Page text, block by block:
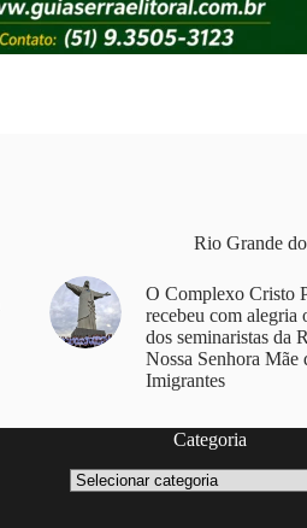
Rio Grande
O Complexo Cristo
recebeu com alegria
dos seminaristas da
Nossa Senhora Mãe
Imigrantes
Categoria
Categoria